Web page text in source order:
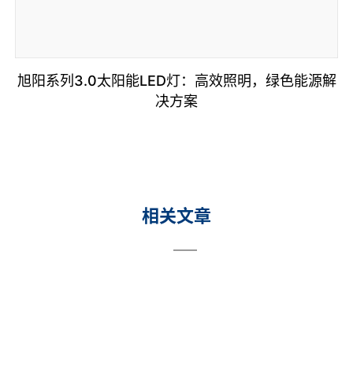
旭阳系列3.0太阳能LED灯：高效照明，绿色能源解
决方案
相关文章